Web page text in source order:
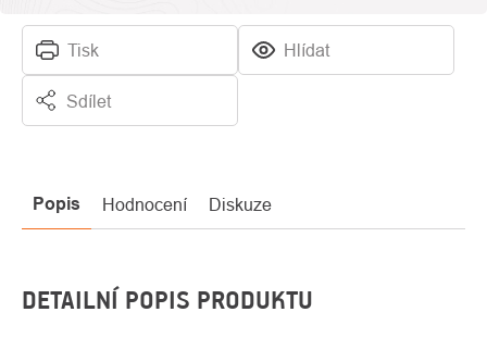
Tisk Hlídat
Sdílet
Popis Hodnocení Diskuze
DETAILNÍ POPIS PRODUKTU